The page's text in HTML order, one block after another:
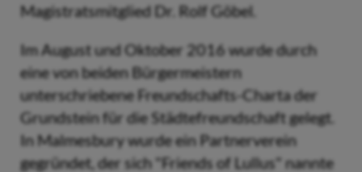
Magistratsmitglied Dr. Rolf Göbel.
Im August und Oktober 2016 wurde durch
eine von beiden Bürgermeistern
unterschriebene Freundschafts-Charta der
Grundstein für die Städtefreundschaft gelegt.
In Malmesbury wurde ein Partnerverein
gegründet, der sich "Friends of Lullus" nannte